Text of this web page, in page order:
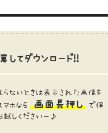
してダウンロード!!
ないときは表示された画像を
ホなら 画面長押し
で保
試しくださいー♪